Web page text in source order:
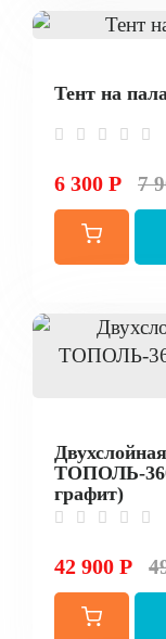
Тент на
6 300 Р 7
ТОПОЛЬ-
графит)
42 900 Р